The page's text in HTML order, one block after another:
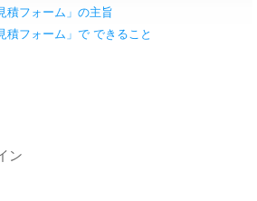
積フォーム」の主旨
積フォーム」で できること
ン